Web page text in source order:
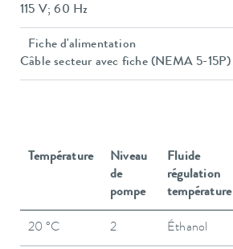
115 V; 60 Hz
Fiche d'alimentation
Câble secteur avec fiche (NEMA 5-15P)
Température
Niveau
de
pompe
Fluide
régulation
température
20 °C 2 Éthanol